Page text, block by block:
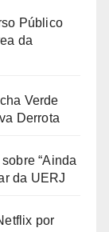
Público
da
Verde
Derrota
“Ainda
da UERJ
por